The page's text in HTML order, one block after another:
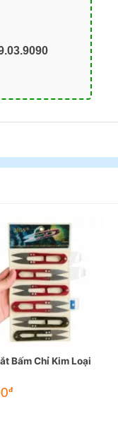
Bấm Chỉ Kim Loại
đ